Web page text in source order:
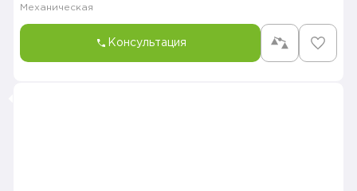
Механическая
Консультация